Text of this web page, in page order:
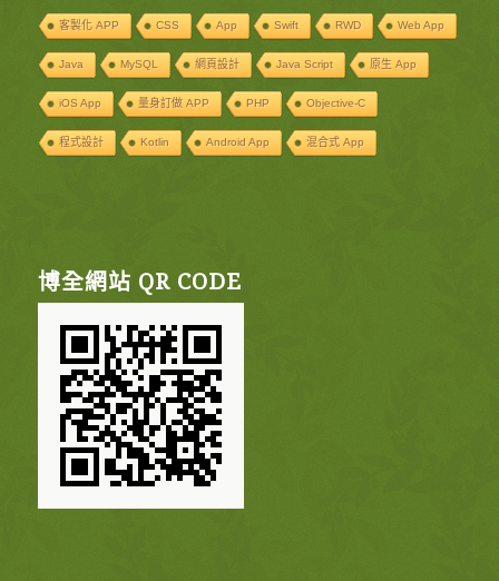
客製化 APP CSS App Swift RWD Web App
Java MySQL 網頁設計 Java Script 原生 App
iOS App 量身訂做 APP PHP Objective-C
程式設計 Kotlin Android App 混合式 App
博全網站 QR CODE